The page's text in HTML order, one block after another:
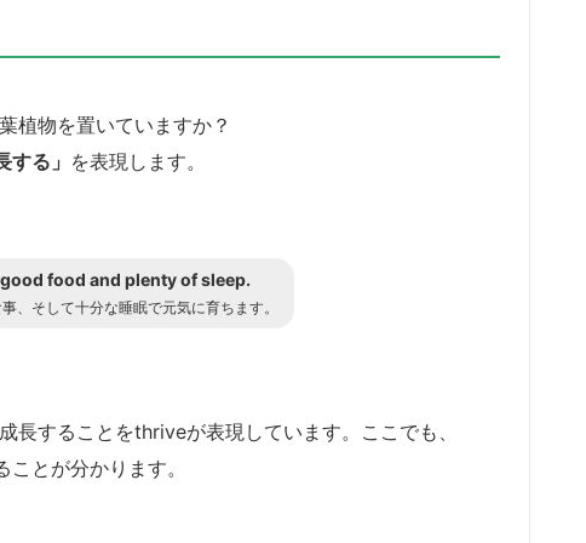
植物を置いていますか？
する」 を表現します。
food and plenty of sleep.
、そして十分な睡眠で元気に育ちます。
長することをthriveが表現しています。ここでも、
とが分かります。